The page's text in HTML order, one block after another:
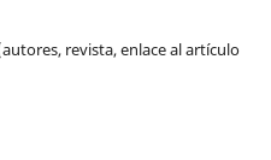
revista, enlace al artículo